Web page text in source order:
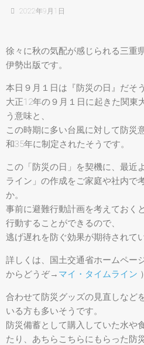
2022年9月1日
徐々に秋の気配が感じられる三重
伊勢出版です。
本日９月１日は『防災の日』だそ
大正12年の９月１日に起きた関東
う意味と、
この時期に多い台風に対して防災
和35年に制定されたそうです。
この「防災の日」を契機に、最近
ライン」の作成をご家庭や社内で
か。
事前に避難行動計画を考えておく
行動することができるので、
逃げ遅れを防ぐ効果が期待されて
詳しくは、国土交通省ホームペー
からどうぞ→ マイ・タイムライン ）
合わせて防災グッズの見直しなど
いる方も多いそうです。
防災備蓄として購入していた水や
たり、あちらこちらにもらった防